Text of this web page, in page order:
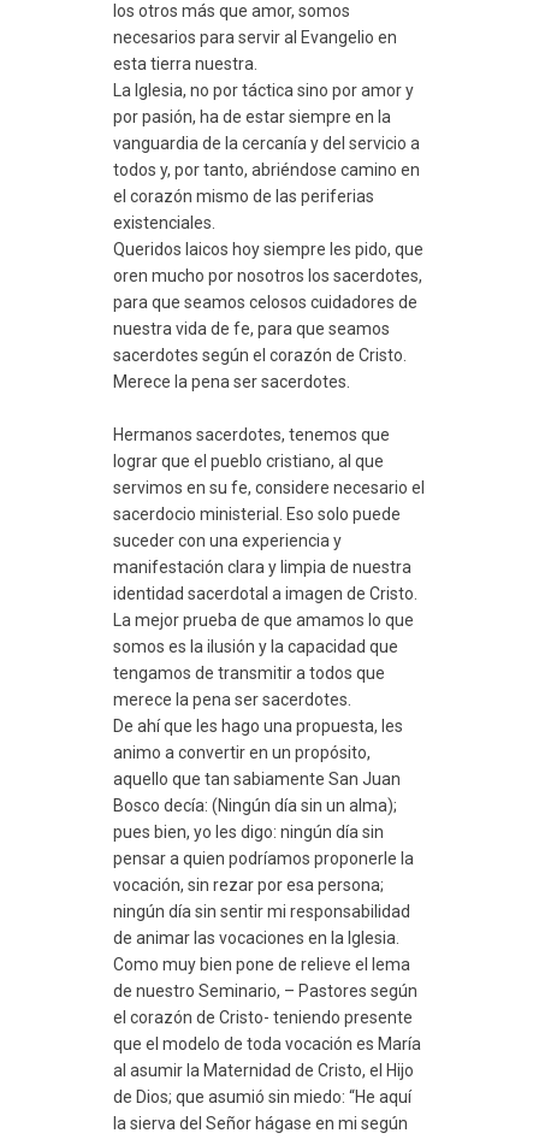
los otros más que amor, somos
necesarios para servir al Evangelio en
esta tierra nuestra.
La Iglesia, no por táctica sino por amor y
por pasión, ha de estar siempre en la
vanguardia de la cercanía y del servicio a
todos y, por tanto, abriéndose camino en
el corazón mismo de las periferias
existenciales.
Queridos laicos hoy siempre les pido, que
oren mucho por nosotros los sacerdotes,
para que seamos celosos cuidadores de
nuestra vida de fe, para que seamos
sacerdotes según el corazón de Cristo.
Merece la pena ser sacerdotes​.
Hermanos sacerdotes, tenemos que
lograr que el pueblo cristiano, al que
servimos en su fe, considere necesario el
sacerdocio ministerial. Eso solo puede
suceder con una experiencia y
manifestación clara y limpia de nuestra
identidad sacerdotal a imagen de Cristo.
La mejor prueba de que amamos lo que
somos es la ilusión y la capacidad que
tengamos de transmitir a todos que
merece la pena ser sacerdotes.
De ahí que les hago una propuesta, les
animo a convertir en un propósito,
aquello que tan sabiamente San Juan
Bosco decía: (Ningún día sin un alma);
pues bien, yo les digo: ningún día sin
pensar a quien podríamos proponerle la
vocación, sin rezar por esa persona;
ningún día sin sentir mi responsabilidad
de animar las vocaciones en la Iglesia.
Como muy bien pone de relieve el lema
de nuestro Seminario, – Pastores según
el corazón de Cristo- teniendo presente
que el modelo de toda vocación es María
al asumir la Maternidad de Cristo, el Hijo
de Dios; que asumió sin miedo: “He aquí
la sierva del Señor hágase en mi según